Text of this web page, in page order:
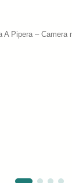
A Pipera – Camera